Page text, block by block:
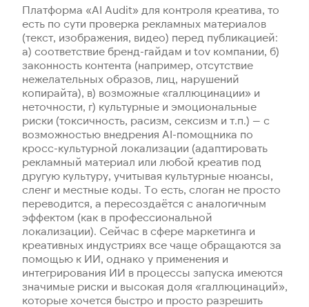
Платформа «AI Audit» для контроля креатива, то
есть по сути проверка рекламных материалов
(текст, изображения, видео) перед публикацией:
а) соответствие бренд-гайдам и tov компании, б)
законность контента (например, отсутствие
нежелательных образов, лиц, нарушений
копирайта), в) возможные «галлюцинации» и
неточности, г) культурные и эмоциональные
риски (токcичность, расизм, сексизм и т.п.) — с
возможностью внедрения AI-помощника по
кросс-культурной локализации (адаптировать
рекламный материал или любой креатив под
другую культуру, учитывая культурные нюансы,
сленг и местные коды. То есть, слоган не просто
переводится, а пересоздаётся с аналогичным
эффектом (как в профессиональной
локализации). Сейчас в сфере маркетинга и
креативных индустриях все чаще обращаются за
помощью к ИИ, однако у применения и
интегрирования ИИ в процессы запуска имеются
значимые риски и высокая доля «галлюцинаций»,
которые хочется быстро и просто разрешить